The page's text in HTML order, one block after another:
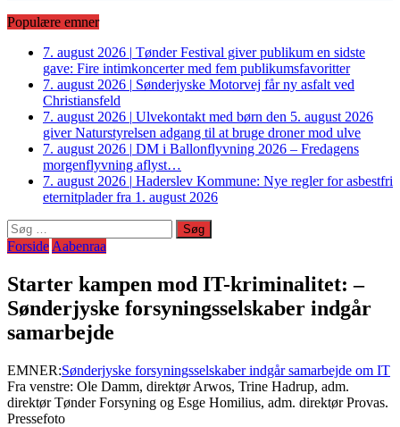
Populære emner
7. august 2026 | Tønder Festival giver publikum en sidste
gave: Fire intimkoncerter med fem publikumsfavoritter
7. august 2026 | Sønderjyske Motorvej får ny asfalt ved
Christiansfeld
7. august 2026 | Ulvekontakt med børn den 5. august 2026
giver Naturstyrelsen adgang til at bruge droner mod ulve
7. august 2026 | DM i Ballonflyvning 2026 – Fredagens
morgenflyvning aflyst…
7. august 2026 | Haderslev Kommune: Nye regler for asbestfri
eternitplader fra 1. august 2026
Søg
efter:
Forside Aabenraa
Starter kampen mod IT-kriminalitet: –
Sønderjyske forsyningsselskaber indgår
samarbejde
EMNER:Sønderjyske forsyningsselskaber indgår samarbejde om IT
Fra venstre: Ole Damm, direktør Arwos, Trine Hadrup, adm.
direktør Tønder Forsyning og Esge Homilius, adm. direktør Provas.
Pressefoto